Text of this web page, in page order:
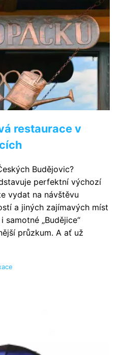
restaurace v
Budějovic?
perfektní výchozí
vydat na návštěvu
a jiných zajímavých míst
„Budějice“
průzkum. A ať už